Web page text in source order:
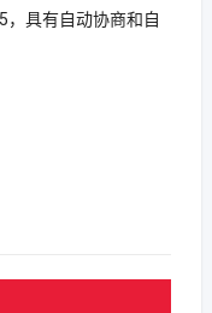
具有自动协商和自